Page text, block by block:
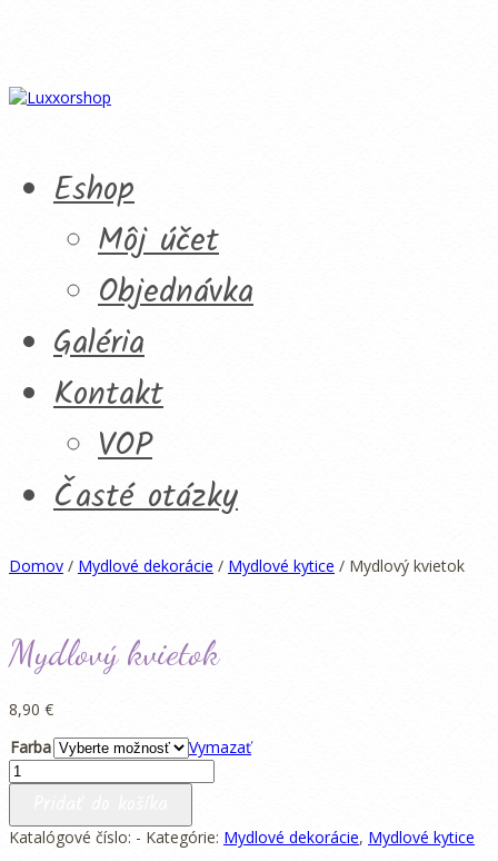
Eshop
Môj účet
Objednávka
Galéria
Kontakt
VOP
Časté otázky
Domov / Mydlové dekorácie / Mydlové kytice / Mydlový kvietok
Mydlový kvietok
8,90 €
Farba
Vymazať
množstvo
Mydlový
Katalógové číslo: - Kategórie: Mydlové dekorácie, Mydlové kytice